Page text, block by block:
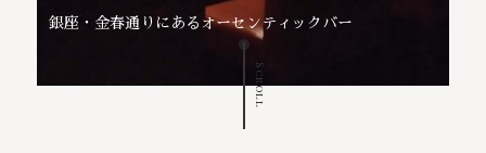
銀座・金春通りにあるオーセンティックバー
Scroll